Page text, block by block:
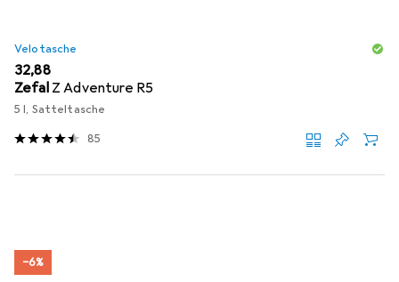
Velotasche
EUR
32,88
Zefal Z Adventure R5
5 l, Satteltasche
85
−6%